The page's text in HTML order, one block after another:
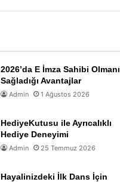
2026’da E İmza Sahibi
Sağladığı Avantajlar
Admin 1 Ağustos 2026
HediyeKutusu ile Ayrıcalıklı
Hediye Deneyimi
Admin 25 Temmuz 2026
Hayalinizdeki İlk Dans İçin